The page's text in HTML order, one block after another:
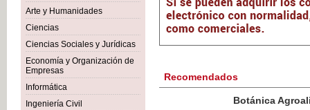
Arte y Humanidades
Ciencias
Ciencias Sociales y Jurídicas
Economía y Organización de
Empresas
Informática
Ingeniería Civil
Recomendados
Botánica Agroalimentaria